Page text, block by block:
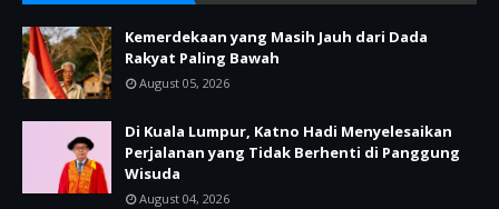
Kemerdekaan yang Masih Jauh dari Dada
Rakyat Paling Bawah
August 05, 2026
Di Kuala Lumpur, Katno Hadi Menyelesaikan
Perjalanan yang Tidak Berhenti di Panggung
Wisuda
August 04, 2026